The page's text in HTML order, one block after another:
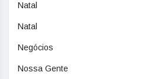
Natal
Natal
Negócios
Nossa Gente